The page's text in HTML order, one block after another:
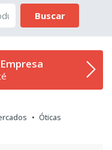
Buscar
Óticas